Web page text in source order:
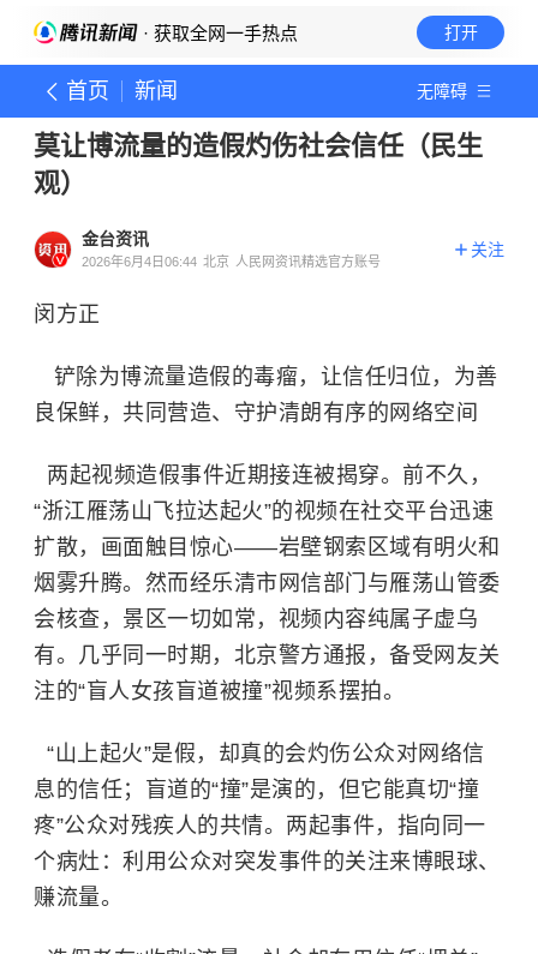
· 获取全网一手热点 打开
首页 新闻 无障碍
莫让博流量的造假灼伤社会信任（民生
观）
金台资讯
2026年6月4日06:44 北京 人民网资讯精选官方账号
关注
闵方正
铲除为博流量造假的毒瘤，让信任归位，为善
良保鲜，共同营造、守护清朗有序的网络空间
两起视频造假事件近期接连被揭穿。前不久，
“浙江雁荡山飞拉达起火”的视频在社交平台迅速
扩散，画面触目惊心——岩壁钢索区域有明火和
烟雾升腾。然而经乐清市网信部门与雁荡山管委
会核查，景区一切如常，视频内容纯属子虚乌
有。几乎同一时期，北京警方通报，备受网友关
注的“盲人女孩盲道被撞”视频系摆拍。
“山上起火”是假，却真的会灼伤公众对网络信
息的信任；盲道的“撞”是演的，但它能真切“撞
疼”公众对残疾人的共情。两起事件，指向同一
个病灶：利用公众对突发事件的关注来博眼球、
赚流量。